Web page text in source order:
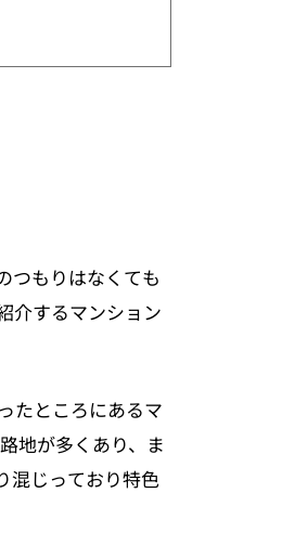
つもりはなくても
介するマンション
たところにあるマ
地が多くあり、ま
混じっており特色